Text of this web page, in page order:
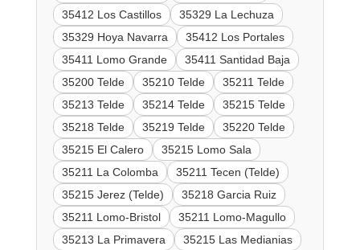
35412 Los Castillos
35329 La Lechuza
35329 Hoya Navarra
35412 Los Portales
35411 Lomo Grande
35411 Santidad Baja
35200 Telde
35210 Telde
35211 Telde
35213 Telde
35214 Telde
35215 Telde
35218 Telde
35219 Telde
35220 Telde
35215 El Calero
35215 Lomo Sala
35211 La Colomba
35211 Tecen (Telde)
35215 Jerez (Telde)
35218 Garcia Ruiz
35211 Lomo-Bristol
35211 Lomo-Magullo
35213 La Primavera
35215 Las Medianias